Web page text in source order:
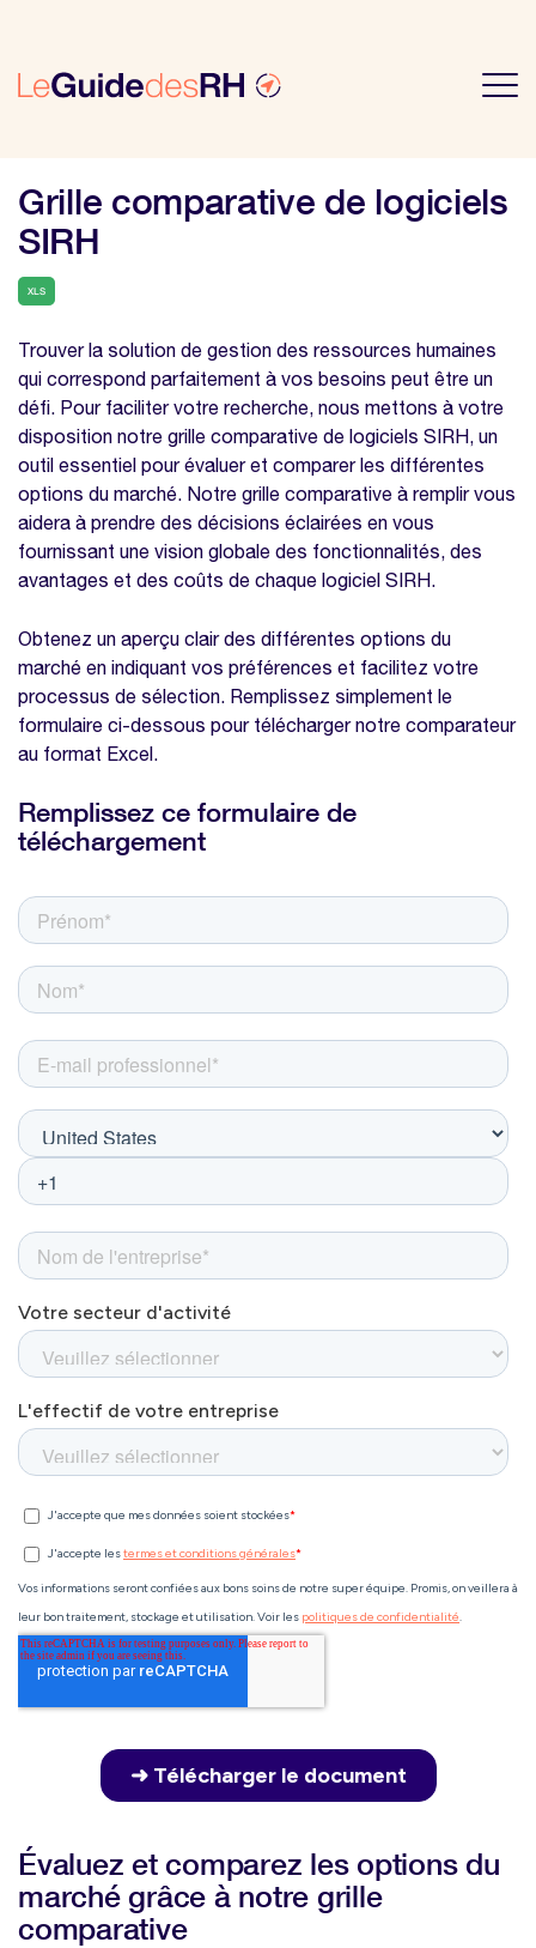
Grille comparative de logiciels
SIRH
XLS
Trouver la solution de gestion des ressources humaines
qui correspond parfaitement à vos besoins peut être un
défi. Pour faciliter votre recherche, nous mettons à votre
disposition notre grille comparative de logiciels SIRH, un
outil essentiel pour évaluer et comparer les différentes
options du marché. Notre grille comparative à remplir vous
aidera à prendre des décisions éclairées en vous
fournissant une vision globale des fonctionnalités, des
avantages et des coûts de chaque logiciel SIRH.
Obtenez un aperçu clair des différentes options du
marché en indiquant vos préférences et facilitez votre
processus de sélection. Remplissez simplement le
formulaire ci-dessous pour télécharger notre comparateur
au format Excel.
Remplissez ce formulaire de
téléchargement
Évaluez et comparez les options du
marché grâce à notre grille
comparative